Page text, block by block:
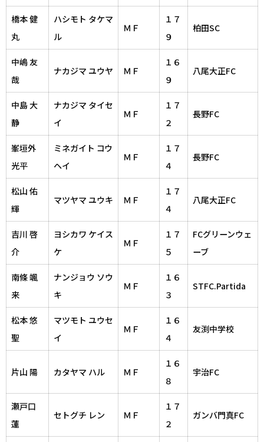
橋本 健
丸
ハシモト タケマ
ル
ＭＦ
１７
９
柏田SC
中嶋 友
哉
ナカジマ ユウヤ ＭＦ
１６
９
八尾大正FC
中島 大
静
ナカジマ タイセ
イ
ＭＦ
１７
２
長野FC
峯垣外
光平
ミネガイト コウ
ヘイ
ＭＦ
１７
４
長野FC
松山 佑
輝
マツヤマ ユウキ ＭＦ
１７
４
八尾大正FC
吉川 啓
介
ヨシカワ ケイス
ケ
ＭＦ
１７
５
FCグリーンウェ
ーブ
南條 颯
来
ナンジョウ ソウ
キ
ＭＦ
１６
３
STFC.Partida
松本 悠
聖
マツモト ユウセ
イ
ＭＦ
１６
４
友渕中学校
片山 陽 カタヤマ ハル ＭＦ
１６
８
宇治FC
瀬戸口
蓮
セトグチ レン ＭＦ
１７
２
ガンバ門真FC